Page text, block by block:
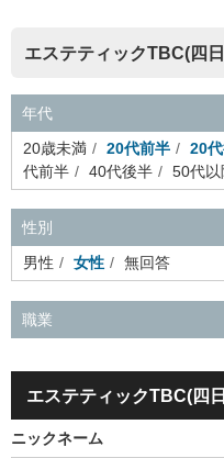
エステティックTBC(四
年代
20歳未満
20代前半 20
代前半
40代後半 50代以
性別
男性
女性 無回答
職業
品
アミューズメント・エ
容・エステ・リラクゼーシ
ダル・葬祭
エステティックTBC(四
ニックネーム